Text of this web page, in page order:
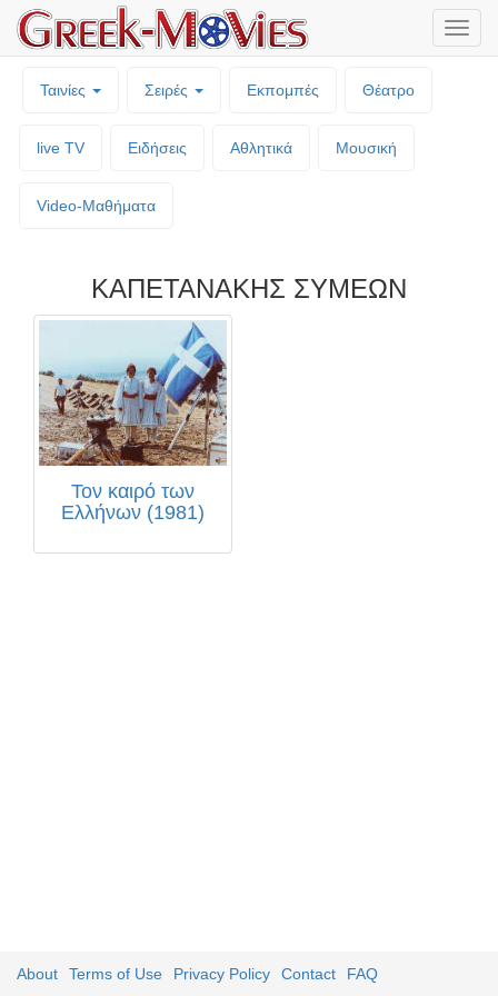
Ταινίες Σειρές Εκπομπές Θέατρο
live TV Ειδήσεις Αθλητικά Μουσική
Video-Mαθήματα
ΚΑΠΕΤΑΝΑΚΗΣ ΣΥΜΕΩΝ
Τον καιρό των
Ελλήνων (1981)
About Terms of Use Privacy Policy Contact FAQ